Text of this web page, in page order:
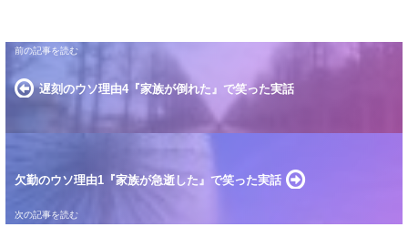
遅刻のウソ理由4『家族が倒れた』で笑った実話
欠勤のウソ理由1『家族が急逝した』で笑った実話